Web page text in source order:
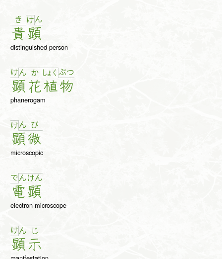
き
貴
けん
顕
distinguished person
けん
顕
か
花
しょ く
植
ぶつ
物
phanerogam
けん
顕
び
微
microscopic
でん
電
けん
顕
electron microscope
けん
顕
じ
示